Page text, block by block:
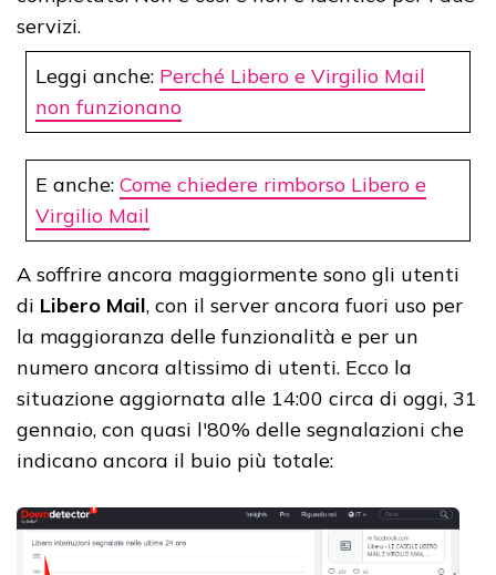
servizi.
Leggi anche: Perché Libero e Virgilio Mail
non funzionano
E anche: Come chiedere rimborso Libero e
Virgilio Mail
A soffrire ancora maggiormente sono gli utenti
di Libero Mail, con il server ancora fuori uso per
la maggioranza delle funzionalità e per un
numero ancora altissimo di utenti. Ecco la
situazione aggiornata alle 14:00 circa di oggi, 31
gennaio, con quasi l'80% delle segnalazioni che
indicano ancora il buio più totale: